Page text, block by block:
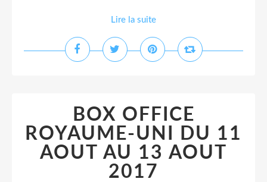
Lire la suite
BOX OFFICE
ROYAUME-UNI DU 11
AOUT AU 13 AOUT
2017